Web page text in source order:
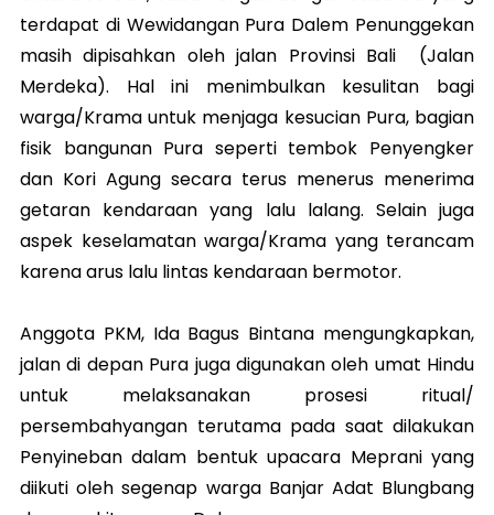
terdapat di Wewidangan Pura Dalem Penunggekan
masih dipisahkan oleh jalan Provinsi Bali (Jalan
Merdeka). Hal ini menimbulkan kesulitan bagi
warga/Krama untuk menjaga kesucian Pura, bagian
fisik bangunan Pura seperti tembok Penyengker
dan Kori Agung secara terus menerus menerima
getaran kendaraan yang lalu lalang. Selain juga
aspek keselamatan warga/Krama yang terancam
karena arus lalu lintas kendaraan bermotor.
Anggota PKM, Ida Bagus Bintana mengungkapkan,
jalan di depan Pura juga digunakan oleh umat Hindu
untuk melaksanakan prosesi ritual/
persembahyangan terutama pada saat dilakukan
Penyineban dalam bentuk upacara Meprani yang
diikuti oleh segenap warga Banjar Adat Blungbang